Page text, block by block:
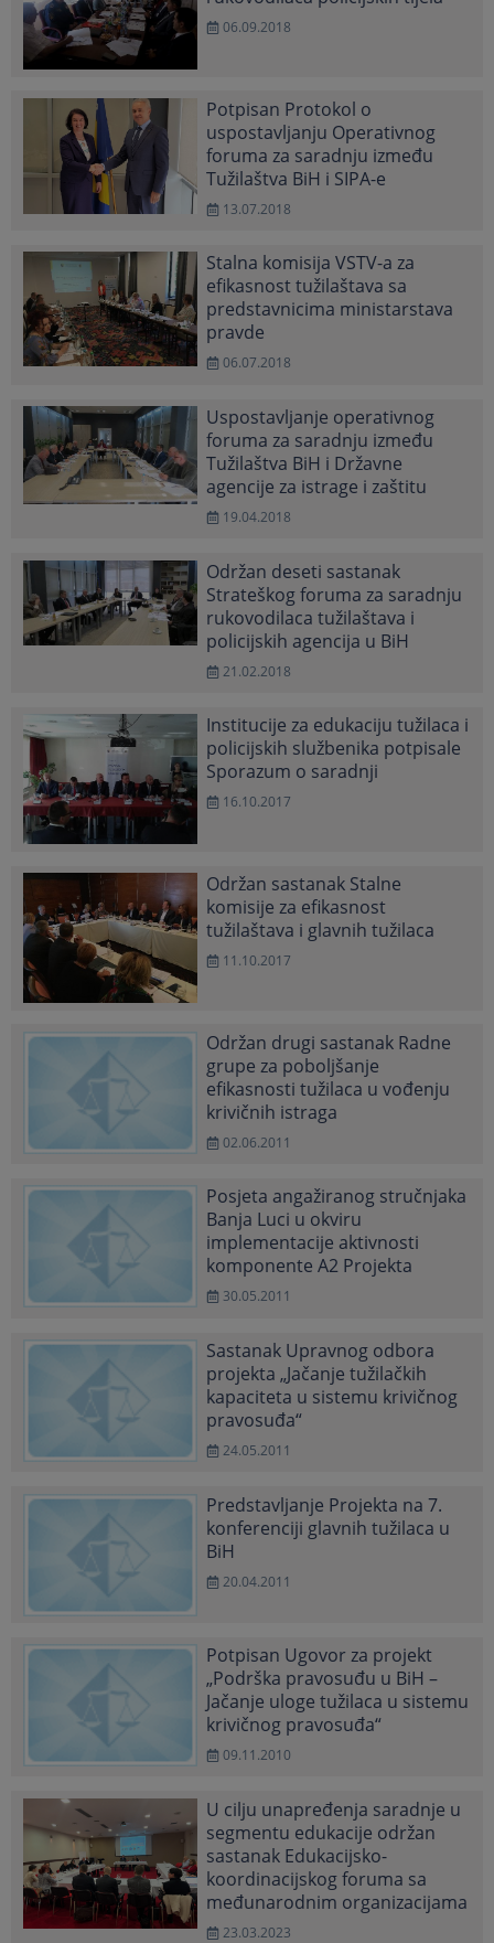
06.09.2018
Potpisan Protokol o
uspostavljanju Operativnog
foruma za saradnju između
Tužilaštva BiH i SIPA-e
13.07.2018
Stalna komisija VSTV-a za
efikasnost tužilaštava sa
predstavnicima ministarstava
pravde
06.07.2018
Uspostavljanje operativnog
foruma za saradnju između
Tužilaštva BiH i Državne
agencije za istrage i zaštitu
19.04.2018
Održan deseti sastanak
Strateškog foruma za saradnju
rukovodilaca tužilaštava i
policijskih agencija u BiH
21.02.2018
Institucije za edukaciju tužilaca i
policijskih službenika potpisale
Sporazum o saradnji
16.10.2017
Održan sastanak Stalne
komisije za efikasnost
tužilaštava i glavnih tužilaca
11.10.2017
Održan drugi sastanak Radne
grupe za poboljšanje
efikasnosti tužilaca u vođenju
krivičnih istraga
02.06.2011
Posjeta angažiranog stručnjaka
Banja Luci u okviru
implementacije aktivnosti
komponente A2 Projekta
30.05.2011
Sastanak Upravnog odbora
projekta „Jačanje tužilačkih
kapaciteta u sistemu krivičnog
pravosuđa“
24.05.2011
Predstavljanje Projekta na 7.
konferenciji glavnih tužilaca u
BiH
20.04.2011
Potpisan Ugovor za projekt
„Podrška pravosuđu u BiH –
Jačanje uloge tužilaca u sistemu
krivičnog pravosuđa“
09.11.2010
U cilju unapređenja saradnje u
segmentu edukacije održan
sastanak Edukacijsko-
koordinacijskog foruma sa
međunarodnim organizacijama
23.03.2023